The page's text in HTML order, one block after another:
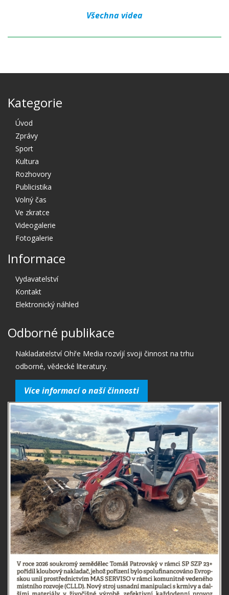
Všechna videa
Kategorie
Úvod
Zprávy
Sport
Kultura
Rozhovory
Publicistika
Volný čas
Ve zkratce
Videogalerie
Fotogalerie
Informace
Vydavatelství
Kontakt
Elektronický náhled
Odborné publikace
Nakladatelství Ohře Media rozvíjí svoji činnost na trhu
odborné, vědecké literatury.
Více informací o naší činnosti